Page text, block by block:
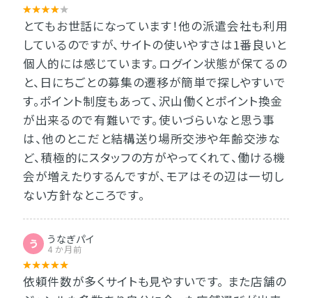
とてもお世話になっています！他の派遣会社も利用
しているのですが、サイトの使いやすさは1番良いと
個人的には感じています。ログイン状態が保てるの
と、日にちごとの募集の遷移が簡単で探しやすいで
す。ポイント制度もあって、沢山働くとポイント換金
が出来るので有難いです。使いづらいなと思う事
は、他のとこだと結構送り場所交渉や年齢交渉な
ど、積極的にスタッフの方がやってくれて、働ける機
会が増えたりするんですが、モアはその辺は一切し
ない方針なところです。
う うなぎパイ
4 か月前
依頼件数が多くサイトも見やすいです。 また店舗の